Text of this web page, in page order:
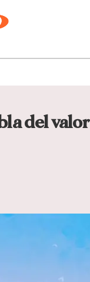
del valor